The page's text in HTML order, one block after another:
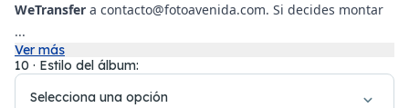
WeTransfer a contacto@fotoavenida.com. Si decides montar
...
Ver más
10 · Estilo del álbum:
Selecciona una opción